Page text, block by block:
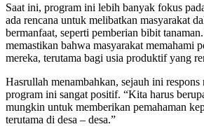
Saat ini, program ini lebih banyak fokus
ada rencana untuk melibatkan masyarakat
bermanfaat, seperti pemberian bibit
memastikan bahwa masyarakat memahami
mereka, terutama bagi usia produktif yang
Hasrullah menambahkan, sejauh ini respons
program ini sangat positif. “Kita harus
mungkin untuk memberikan pemahaman
terutama di desa – desa.”